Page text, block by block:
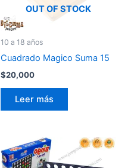
OUT OF STOCK
10 a 18 años
Cuadrado Magico Suma 15
$20,000
Leer más